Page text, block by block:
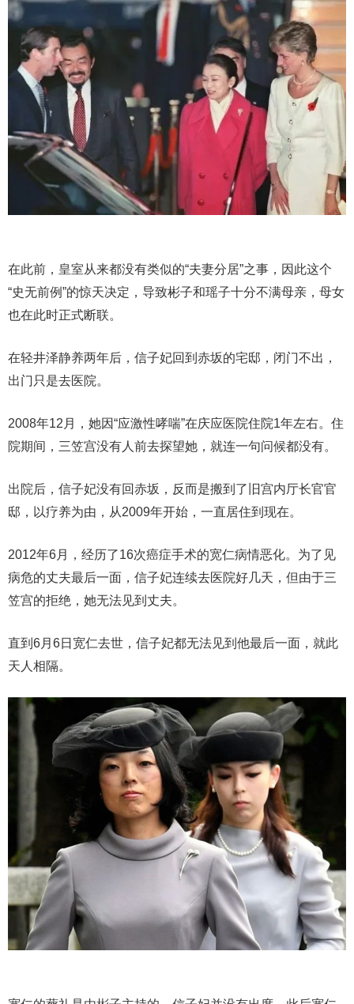
在此前，皇室从来都没有类似的“夫妻分居”之事，因此这个
“史无前例”的惊天决定，导致彬子和瑶子十分不满母亲，母女
也在此时正式断联。
在轻井泽静养两年后，信子妃回到赤坂的宅邸，闭门不出，
出门只是去医院。
2008年12月，她因“应激性哮喘”在庆应医院住院1年左右。住
院期间，三笠宫没有人前去探望她，就连一句问候都没有。
出院后，信子妃没有回赤坂，反而是搬到了旧宫内厅长官官
邸，以疗养为由，从2009年开始，一直居住到现在。
2012年6月，经历了16次癌症手术的宽仁病情恶化。为了见
病危的丈夫最后一面，信子妃连续去医院好几天，但由于三
笠宫的拒绝，她无法见到丈夫。
直到6月6日宽仁去世，信子妃都无法见到他最后一面，就此
天人相隔。